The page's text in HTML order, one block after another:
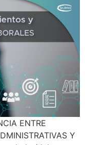
ENTRE
Y